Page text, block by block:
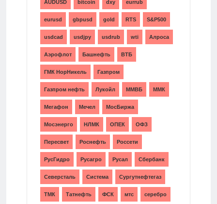
AUDUSD bitcoin dxy eurrub
eurusd gbpusd gold RTS S&P500
usdcad usdjpy usdrub wti Алроса
Аэрофлот Башнефть ВТБ
ГМК НорНикель Газпром
Газпром нефть Лукойл ММВБ ММК
Мегафон Мечел МосБиржа
Мосэнерго НЛМК ОПЕК ОФЗ
Пересвет Роснефть Россети
РусГидро Русагро Русал Сбербанк
Северсталь Система Сургутнефтегаз
ТМК Татнефть ФСК мтс серебро